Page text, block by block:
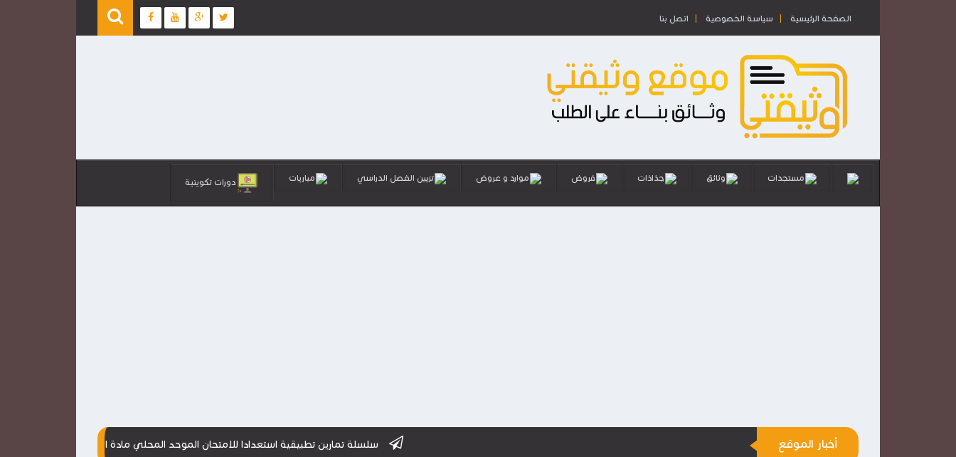
الصفحة الرئيسية سياسة الخصوصية اتصل بنا
مستجدات وثائق جذاذات فروض موارد و عروض تزيين الفصل الدراسي مباريات دورات تكوينية
أخبار الموقع سلسلة تمارين تطبيقية استعدادا للامتحان الموحد المحلي مادة الرياضيات